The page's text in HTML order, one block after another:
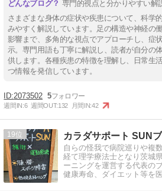
専門的視点と分かりやすい解
さまざまな身体の症状や疾患について、科学
みやすく解説しています。足の構造や神経の
影響まで、多角的な視点でアプローチし、症
示。専門用語も丁寧に解説し、読者が自分の
供します。各種疾患の特徴を理解し、日常生
つ情報を発信しています。
2073502 5
週間IN:6 週間OUT:132 月間IN:42
19 カラダサポート SUN
自らの怪我で病院巡りや複
経て理学療法士となり茨城
ーニングを運営する代表の
健康寿命、ダイエット等を